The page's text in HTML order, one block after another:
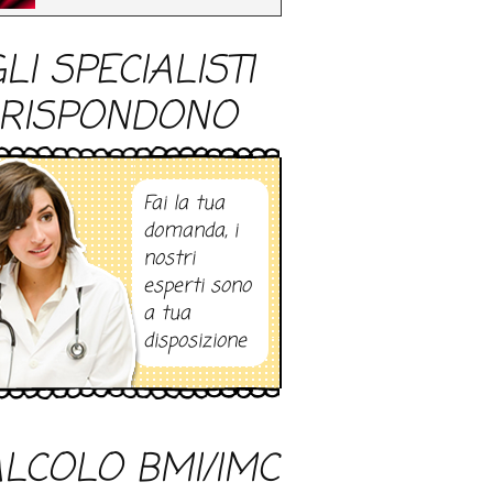
SPECIALISTI
Fai la tua
domanda, i
nostri
esperti sono
a tua
disposizione
BMI/IMC